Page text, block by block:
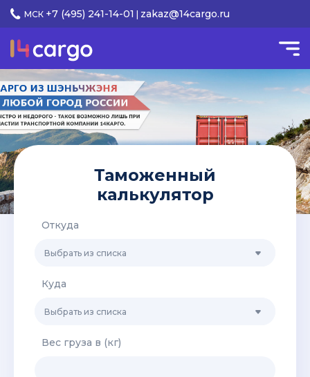
МСК +7 (495) 241-14-01 zakaz@14cargo.ru
Таможенный
калькулятор
Откуда
Выбрать из списка
Куда
Выбрать из списка
Вес груза в (кг)